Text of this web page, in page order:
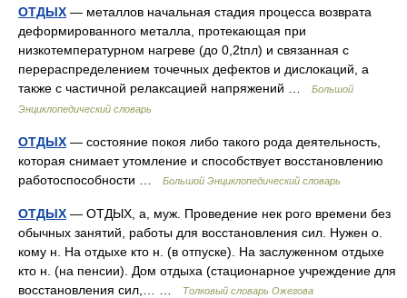
ОТДЫХ — металлов начальная стадия процесса возврата
деформированного металла, протекающая при
низкотемпературном нагреве (до 0,2tпл) и связанная с
перераспределением точечных дефектов и дислокаций, а
также с частичной релаксацией напряжений …
Большой
Энциклопедический словарь
ОТДЫХ — состояние покоя либо такого рода деятельность,
которая снимает утомление и способствует восстановлению
работоспособности …
Большой Энциклопедический словарь
ОТДЫХ — ОТДЫХ, а, муж. Проведение нек рого времени без
обычных занятий, работы для восстановления сил. Нужен о.
кому н. На отдыхе кто н. (в отпуске). На заслуженном отдыхе
кто н. (на пенсии). Дом отдыха (стационарное учреждение для
восстановления сил,… …
Толковый словарь Ожегова